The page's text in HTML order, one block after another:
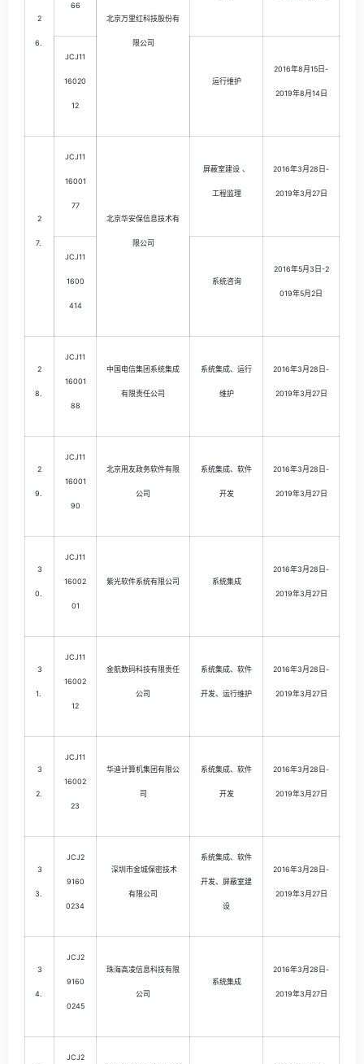
2
6.
66
北京万里红科技股份有
限公司
JCJ11
16020
12
运行维护
2016年8月15日-
2019年8月14日
2
7.
JCJ11
16001
77
北京华安保信息技术有
限公司
屏蔽室建设 、
工程监理
2016年3月28日-
2019年3月27日
JCJ11
1600
414
系统咨询
2016年5月3日-2
019年5月2日
2
8.
JCJ11
16001
88
中国电信集团系统集成
有限责任公司
系统集成、运行
维护
2016年3月28日-
2019年3月27日
2
9.
JCJ11
16001
90
北京用友政务软件有限
公司
系统集成、软件
开发
2016年3月28日-
2019年3月27日
3
0.
JCJ11
16002
01
紫光软件系统有限公司 系统集成
2016年3月28日-
2019年3月27日
3
1.
JCJ11
16002
12
金航数码科技有限责任
公司
系统集成、软件
开发、运行维护
2016年3月28日-
2019年3月27日
3
2.
JCJ11
16002
23
华迪计算机集团有限公
司
系统集成、软件
开发
2016年3月28日-
2019年3月27日
3
3.
JCJ2
9160
0234
深圳市金城保密技术
有限公司
系统集成、软件
开发、屏蔽室建
设
2016年3月28日-
2019年3月27日
3
4.
JCJ2
9160
0245
珠海高凌信息科技有限
公司
系统集成
2016年3月28日-
2019年3月27日
JCJ2